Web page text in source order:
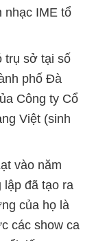
nhạc IME tổ
trụ sở tại số
phố Đà
Công ty Cổ
Việt (sinh
vào năm
lập đã tạo ra
của họ là
các show ca